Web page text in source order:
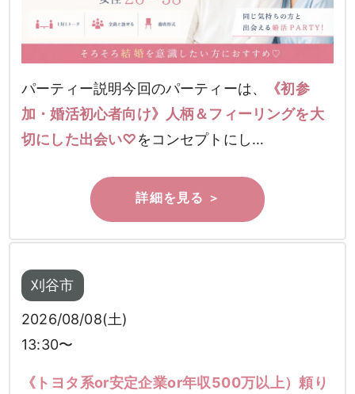
パーティー説明今回のパーティーは、
《初参
加・婚活初心者向け》人柄＆フィーリングを大
切にした出会い♡をコンセプトにし…
刈谷市
2026/08/08(土)
13:30〜
《トヨタ系or安定企業or年収500万以上）頼り